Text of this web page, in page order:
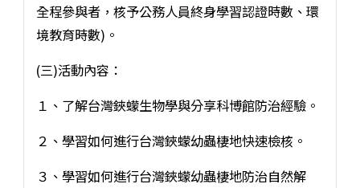
全程參與者，核予公務人員終身學習認證時數、環
境教育時數)。
(三)活動內容：
１、了解台灣鋏蠓生物學與分享科博館防治經驗。
２、學習如何進行台灣鋏蠓幼蟲棲地快速檢核。
３、學習如何進行台灣鋏蠓幼蟲棲地防治自然解